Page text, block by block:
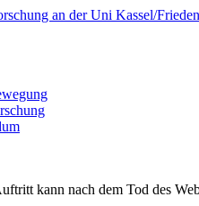
kann nach dem Tod des